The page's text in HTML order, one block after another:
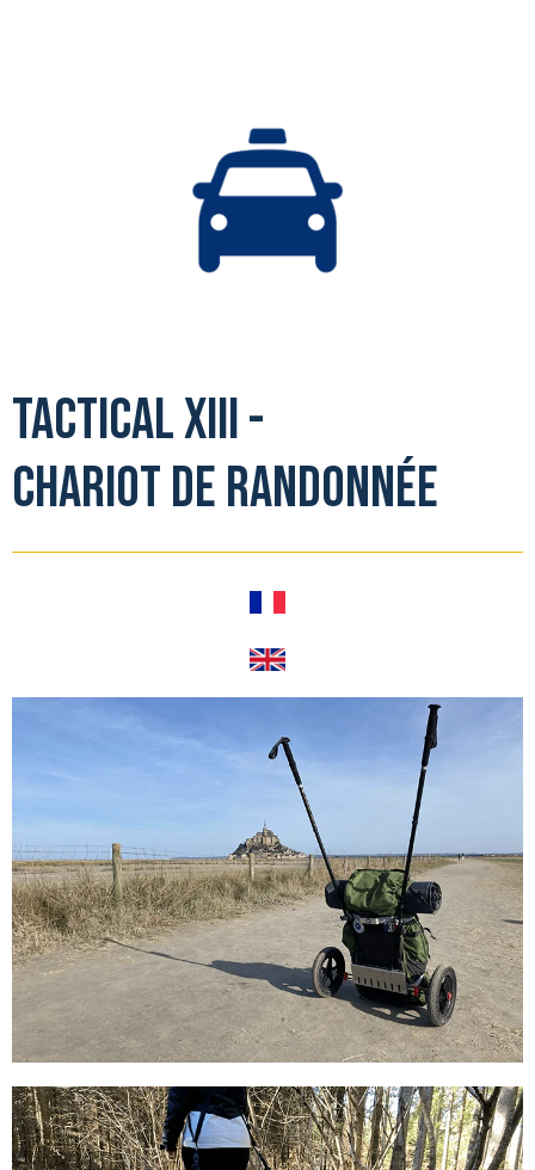
Tactical XIII -
Chariot de randonnée